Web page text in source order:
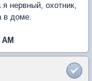
нервный, охотник,
в доме.